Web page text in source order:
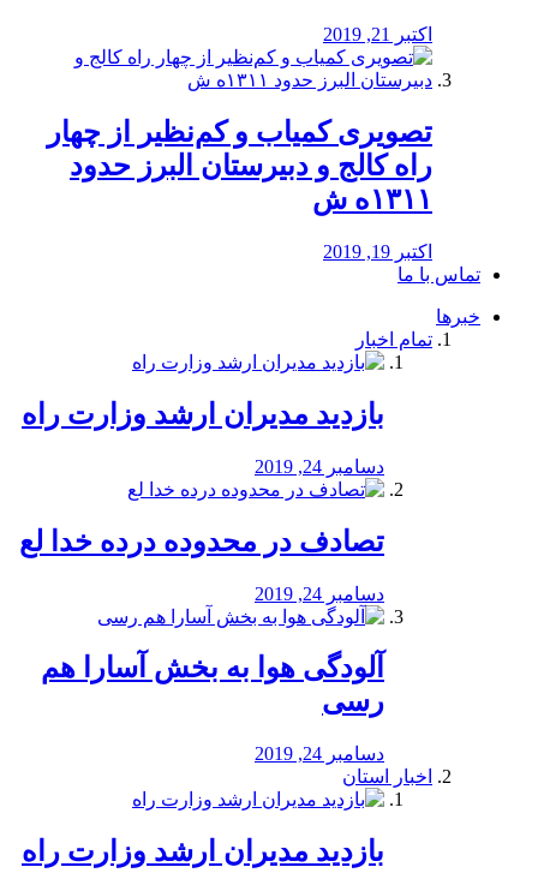
اکتبر 21, 2019
️تصویری کمیاب و کم‌نظیر از چهار
راه كالج و دبيرستان البرز حدود
۱۳۱۱ه ش
اکتبر 19, 2019
تماس با ما
خبرها
تمام اخبار
بازدید مدیران ارشد وزارت راه
دسامبر 24, 2019
تصادف در محدوده درده خدا لع
دسامبر 24, 2019
آلودگی هوا به بخش آسارا هم
رسی
دسامبر 24, 2019
اخبار استان
بازدید مدیران ارشد وزارت راه